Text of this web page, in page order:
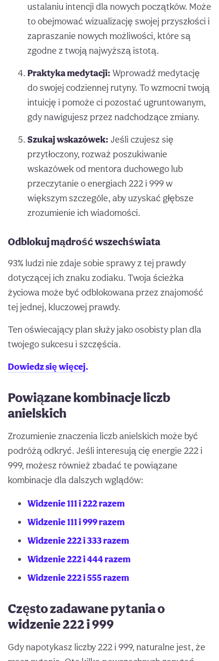
ustalaniu intencji dla nowych początków. Może
to obejmować wizualizację swojej przyszłości i
zapraszanie nowych możliwości, które są
zgodne z twoją najwyższą istotą.
Praktyka medytacji: Wprowadź medytację
do swojej codziennej rutyny. To wzmocni twoją
intuicję i pomoże ci pozostać ugruntowanym,
gdy nawigujesz przez nadchodzące zmiany.
Szukaj wskazówek: Jeśli czujesz się
przytłoczony, rozważ poszukiwanie
wskazówek od mentora duchowego lub
przeczytanie o energiach 222 i 999 w
większym szczególe, aby uzyskać głębsze
zrozumienie ich wiadomości.
Odblokuj mądrość wszechświata
93% ludzi nie zdaje sobie sprawy z tej prawdy
dotyczącej ich znaku zodiaku. Twoja ścieżka
życiowa może być odblokowana przez znajomość
tej jednej, kluczowej prawdy.
Ten oświecający plan służy jako osobisty plan dla
twojego sukcesu i szczęścia.
Dowiedz się więcej.
Powiązane kombinacje liczb
anielskich
Zrozumienie znaczenia liczb anielskich może być
podróżą odkryć. Jeśli interesują cię energie 222 i
999, możesz również zbadać te powiązane
kombinacje dla dalszych wglądów:
Widzenie 111 i 222 razem
Widzenie 111 i 999 razem
Widzenie 222 i 333 razem
Widzenie 222 i 444 razem
Widzenie 222 i 555 razem
Często zadawane pytania o
widzenie 222 i 999
Gdy napotykasz liczby 222 i 999, naturalne jest, że